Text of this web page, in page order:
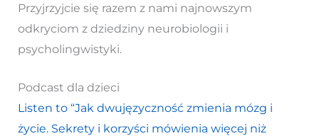
Przyjrzyjcie się razem z nami najnowszym
odkryciom z dziedziny neurobiologii i
psycholingwistyki.
Podcast dla dzieci
Listen to “Jak dwujęzyczność zmienia mózg i
życie. Sekrety i korzyści mówienia więcej niż